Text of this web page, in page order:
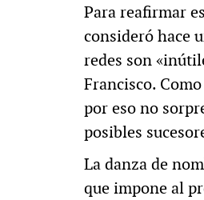
Para reafirmar
consideró hace
redes son
Francisco.
por eso no
posibles
La danza de
que impone al